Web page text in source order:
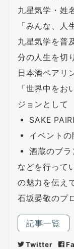
九星気学・姓
「みんな、
九星気学を普
分の人生を切
日本酒ペアリ
「世界中を
ジョンとして
SAKE
イベントの
酒蔵のブラ
などを行って
の魅力を伝え
石坂晏敬のプ
記事一覧
Twitter